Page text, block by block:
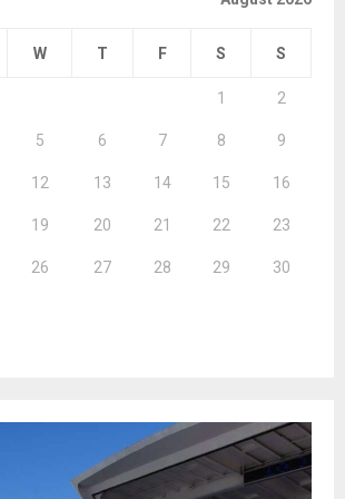
W T F S S
1 2
5 6 7 8 9
12 13 14 15 16
19 20 21 22 23
26 27 28 29 30